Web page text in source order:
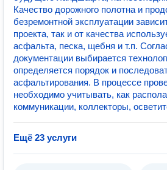
Качество дорожного полотна и
безремонтной эксплуатации
проекта, так и от качества
асфальта, песка, щебня и т.п.
документации выбирается
определяется порядок и
асфальтирования. В процессе
необходимо учитывать, как
коммуникации, коллекторы,
Ещё 23 услуги